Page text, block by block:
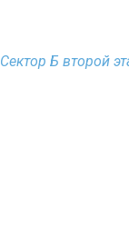
Сектор Б второй